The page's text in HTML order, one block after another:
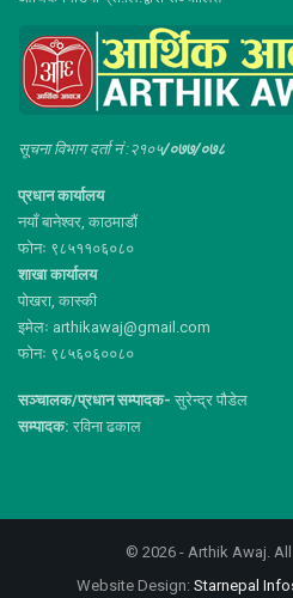
सूचना विभाग दर्ता नं :२१०५/०७७/०७८
प्रधान कार्यालय
नयाँ बानेश्वर, काठमाडौं
फोनः ९८५११०६०८०
शाखा कार्यालय
पोखरा, कास्की
इमेलः arthikawaj@gmail.com
फोनः ९८५६०६००८०
सञ्चालक/प्रधान सम्पादक- सुरेन्द्र पौडेल
सम्पादक: रविना ढकाल
© 2026 - Arthik Awaj. All
Website Design: Starnepal